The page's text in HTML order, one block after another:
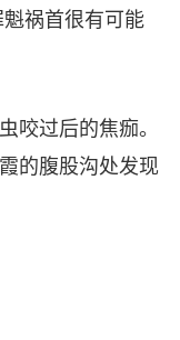
魁祸首很有可能
咬过后的焦痂。
的腹股沟处发现